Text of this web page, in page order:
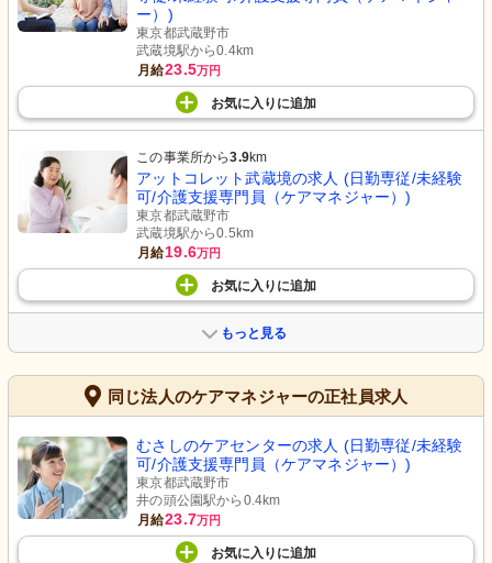
ー）)
東京都武蔵野市
武蔵境駅から0.4km
月給23.5万円
お気に入り に追加
この事業所から3.9km
アットコレット武蔵境の求人 (日勤専従/未経験
可/介護支援専門員（ケアマネジャー）)
東京都武蔵野市
武蔵境駅から0.5km
月給19.6万円
お気に入り に追加
もっと見る
同じ法人のケアマネジャーの正社員求人
むさしのケアセンターの求人 (日勤専従/未経験
可/介護支援専門員（ケアマネジャー）)
東京都武蔵野市
井の頭公園駅から0.4km
月給23.7万円
お気に入り に追加